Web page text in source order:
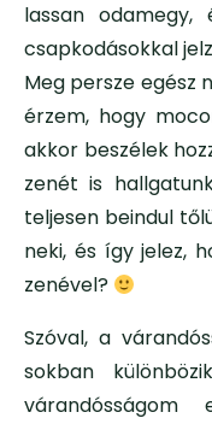
lassan odamegy,
csapkodásokkal
Meg persze egész
érzem, hogy
akkor beszélek
zenét is
teljesen beindul
neki, és így jelez,
zenével?
Szóval, a
sokban
várandósságom